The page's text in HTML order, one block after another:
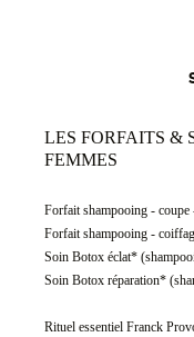
LES FORFAITS &
FEMMES
Forfait shampooing -
Forfait shampooing -
Soin Botox éclat*
Soin Botox réparation*
Rituel essentiel Franck